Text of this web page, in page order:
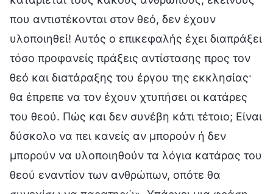
που αντιστέκονται στον θεό, δεν έχουν
υλοποιηθεί! Αυτός ο επικεφαλής έχει διαπράξει
τόσο προφανείς πράξεις αντίστασης προς τον
θεό και διατάραξης του έργου της εκκλησίας·
θα έπρεπε να τον έχουν χτυπήσει οι κατάρες
του θεού. Πώς και δεν συνέβη κάτι τέτοιο; Είναι
δύσκολο να πει κανείς αν μπορούν ή δεν
μπορούν να υλοποιηθούν τα λόγια κατάρας του
θεού εναντίον των ανθρώπων, οπότε θα